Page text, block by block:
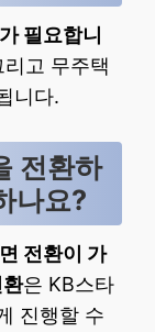
필요합니
고 무주택
니다.
전환하
나요?
전환이 가
은 KB스타
진행할 수